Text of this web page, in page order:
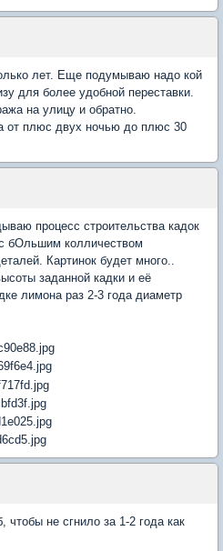
лет. Еще подумываю надо кой
для более удобной переставки.
на улицу и обратно.
от плюс двух ночью до плюс 30
процесс строительства кадок
бОльшим колличеством
Картинок будет много..
заданной кадки и её
лимона раз 2-3 года диаметр
чтобы не сгнило за 1-2 года как